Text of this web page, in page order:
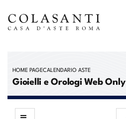
HOME PAGECALENDARIO ASTE
Gioielli e Orologi Web Only